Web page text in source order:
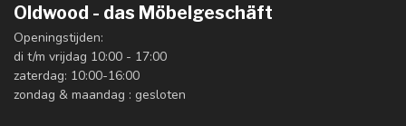
Oldwood - das Möbelgeschäft
Openingstijden:
di t/m vrijdag 10:00 - 17:00
zaterdag: 10:00-16:00
zondag & maandag : gesloten